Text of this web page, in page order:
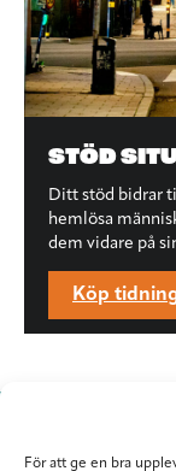
För att ge en bra
STÖD
Ditt stöd bidrar
hemlösa
dem vidare på
Köp